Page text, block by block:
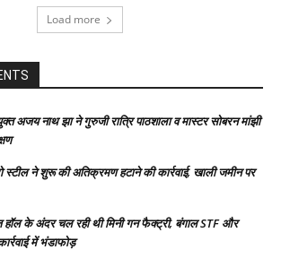
Load more
अजय नाथ झा ने गुरुजी रात्रि पाठशाला व मास्टर सोबरन मांझी
स्टील ने शुरू की अतिक्रमण हटाने की कार्रवाई, खाली जमीन पर
हॉल के अंदर चल रही थी मिनी गन फैक्ट्री, बंगाल STF और
में भंडाफोड़